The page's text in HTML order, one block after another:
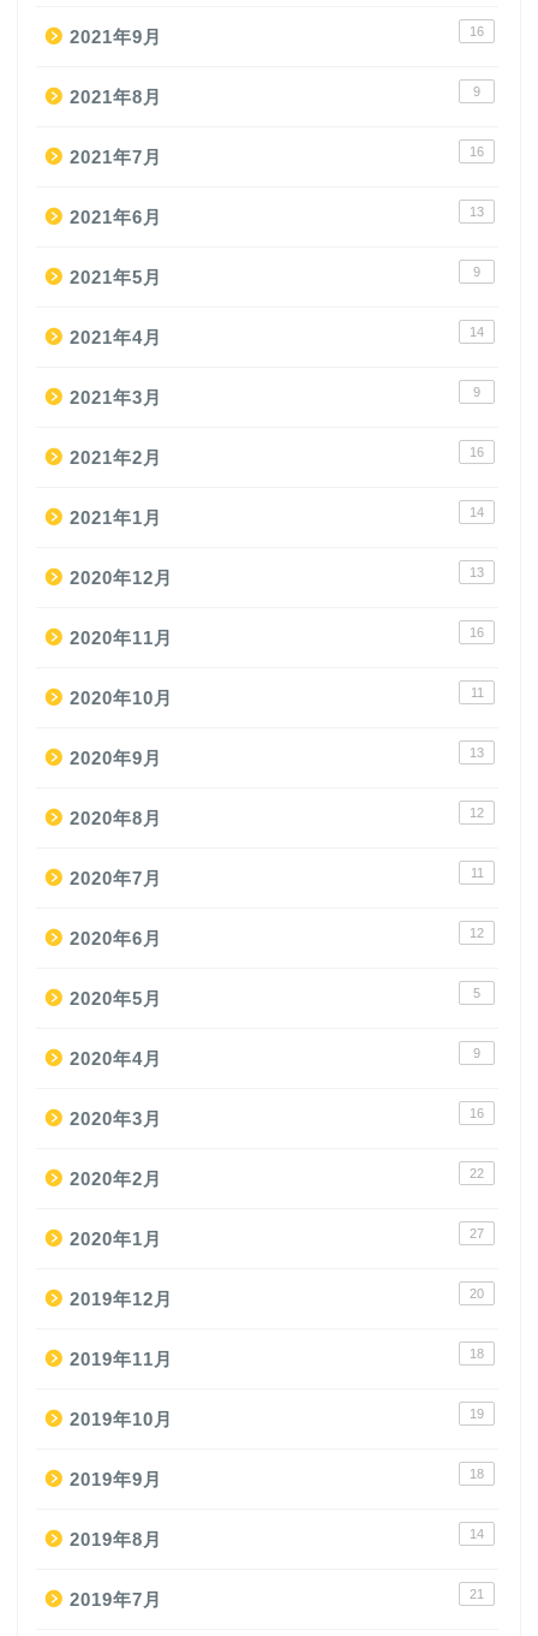
2021年9月 16
2021年8月 9
2021年7月 16
2021年6月 13
2021年5月 9
2021年4月 14
2021年3月 9
2021年2月 16
2021年1月 14
2020年12月 13
2020年11月 16
2020年10月 11
2020年9月 13
2020年8月 12
2020年7月 11
2020年6月 12
2020年5月 5
2020年4月 9
2020年3月 16
2020年2月 22
2020年1月 27
2019年12月 20
2019年11月 18
2019年10月 19
2019年9月 18
2019年8月 14
2019年7月 21